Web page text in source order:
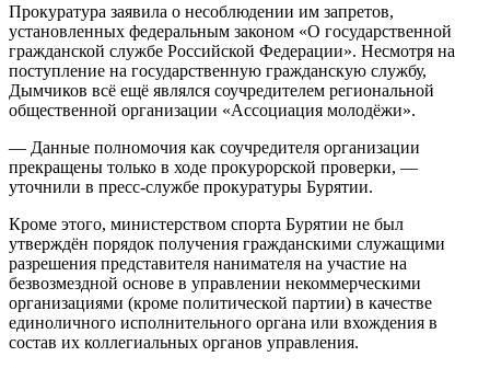
Прокуратура заявила о несоблюдении им запретов,
установленных федеральным законом «О государственной
гражданской службе Российской Федерации». Несмотря на
поступление на государственную гражданскую службу,
Дымчиков всё ещё являлся соучредителем региональной
общественной организации «Ассоциация молодёжи».
— Данные полномочия как соучредителя организации
прекращены только в ходе прокурорской проверки, —
уточнили в пресс-службе прокуратуры Бурятии.
Кроме этого, министерством спорта Бурятии не был
утверждён порядок получения гражданскими служащими
разрешения представителя нанимателя на участие на
безвозмездной основе в управлении некоммерческими
организациями (кроме политической партии) в качестве
единоличного исполнительного органа или вхождения в
состав их коллегиальных органов управления.